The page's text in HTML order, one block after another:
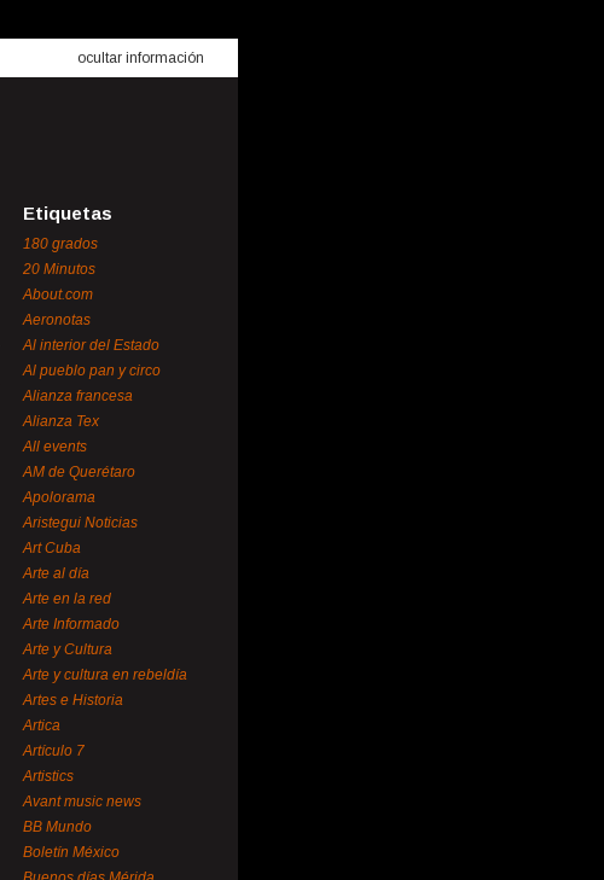
ocultar información
Etiquetas
180 grados
20 Minutos
About.com
Aeronotas
Al interior del Estado
Al pueblo pan y circo
Alianza francesa
Alianza Tex
All events
AM de Querétaro
Apolorama
Aristegui Noticias
Art Cuba
Arte al día
Arte en la red
Arte Informado
Arte y Cultura
Arte y cultura en rebeldía
Artes e Historia
Artica
Artículo 7
Artistics
Avant music news
BB Mundo
Boletín México